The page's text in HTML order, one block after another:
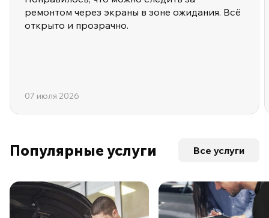
ремонтом через экраны в зоне ожидания. Всё
открыто и прозрачно.
07 июля 2026
Популярные услуги Все услуги